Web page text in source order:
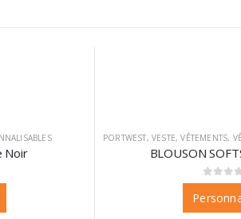
Noir
PORTWEST,VESTE,VÊTEMENTS,
BLOUSON
0sur 5